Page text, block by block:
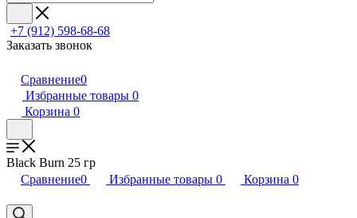
+7 (912) 598-68-68
Заказать звонок
Сравнение0
Избранные товары 0
Корзина 0
Black Burn 25 гр
Сравнение0 Избранные товары 0 Корзина 0